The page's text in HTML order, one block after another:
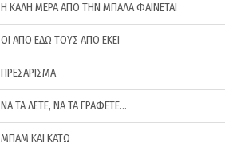
H ΚΑΛΗ ΜΕΡΑ ΑΠΟ ΤΗΝ ΜΠΑΛΑ ΦΑΙΝΕΤΑΙ
ΟΙ ΑΠΟ ΕΔΩ ΤΟΥΣ ΑΠΟ ΕΚΕΙ
ΠΡΕΣΑΡΙΣΜΑ
ΝΑ ΤΑ ΛΕΤΕ, ΝΑ ΤΑ ΓΡΑΦΕΤΕ…
ΜΠΑΜ ΚΑΙ ΚΑΤΩ